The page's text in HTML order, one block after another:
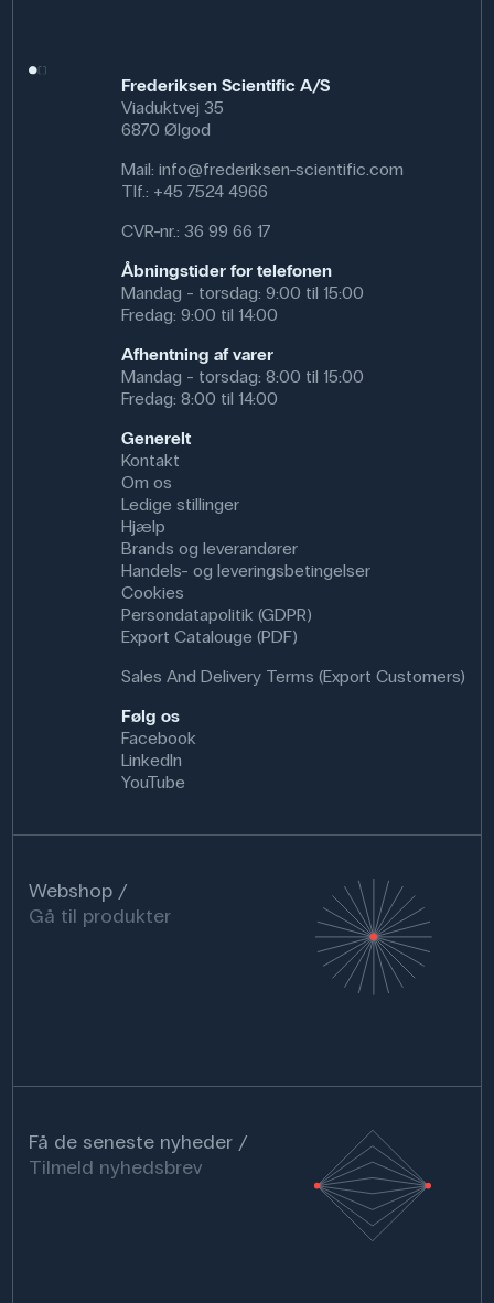
Længde (mm): 230 mm
Frederiksen Scientific A/S
Viaduktvej 35
6870 Ølgod
Mail: info@frederiksen-scientific.com
Tlf.: +45 7524 4966
CVR-nr.: 36 99 66 17
Åbningstider for telefonen
Mandag - torsdag: 9:00 til 15:00
Fredag: 9:00 til 14:00
Afhentning af varer
Mandag - torsdag: 8:00 til 15:00
Fredag: 8:00 til 14:00
Generelt
Kontakt
Om os
Ledige stillinger
Hjælp
Brands og leverandører
Handels- og leveringsbetingelser
Cookies
Persondatapolitik (GDPR)
Export Catalouge (PDF)
Sales And Delivery Terms (Export Customers)
Følg os
Facebook
LinkedIn
YouTube
Webshop
Gå til produkter
Få de seneste nyheder
Tilmeld nyhedsbrev